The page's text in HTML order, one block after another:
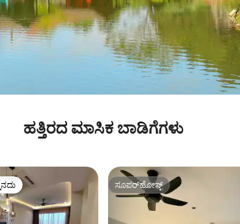
ಹತ್ತಿರದ ಮಾಸಿಕ ಬಾಡಿಗೆಗಳು
ಸೂಪರ್‌ಹೋಸ್ಟ್
ಸೂಪರ್‌ಹೋಸ್ಟ್